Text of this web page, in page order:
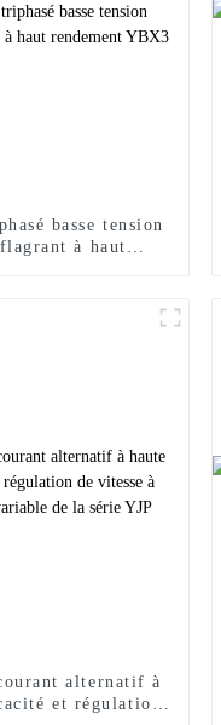
basse tension
à haut
alternatif à
et régulation